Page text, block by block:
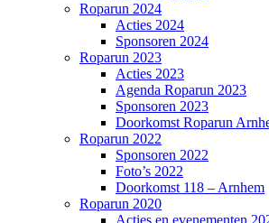
Roparun 2024
Acties 2024
Sponsoren 2024
Roparun 2023
Acties 2023
Agenda Roparun 2023
Sponsoren 2023
Doorkomst Roparun
Roparun 2022
Sponsoren 2022
Foto’s 2022
Doorkomst 118 – Arnhem
Roparun 2020